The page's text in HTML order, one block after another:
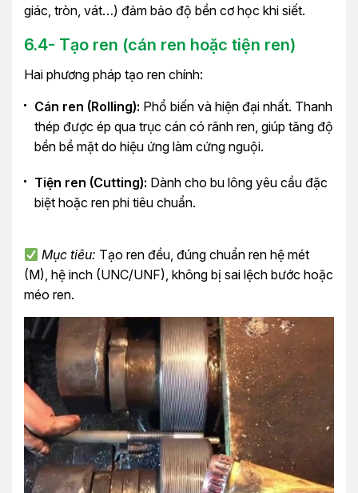
giác, tròn, vát…) đảm bảo độ bền cơ học khi siết.
6.4- Tạo ren (cán ren hoặc tiện ren)
Hai phương pháp tạo ren chính:
Cán ren (Rolling): Phổ biến và hiện đại nhất. Thanh
thép được ép qua trục cán có rãnh ren, giúp tăng độ
bền bề mặt do hiệu ứng làm cứng nguội.
Tiện ren (Cutting): Dành cho bu lông yêu cầu đặc
biệt hoặc ren phi tiêu chuẩn.
Mục tiêu: Tạo ren đều, đúng chuẩn ren hệ mét
(M), hệ inch (UNC/UNF), không bị sai lệch bước hoặc
méo ren.